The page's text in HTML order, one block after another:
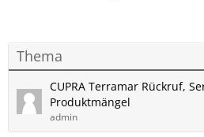
Thema
CUPRA Terramar Rückruf,
Produktmängel
admin